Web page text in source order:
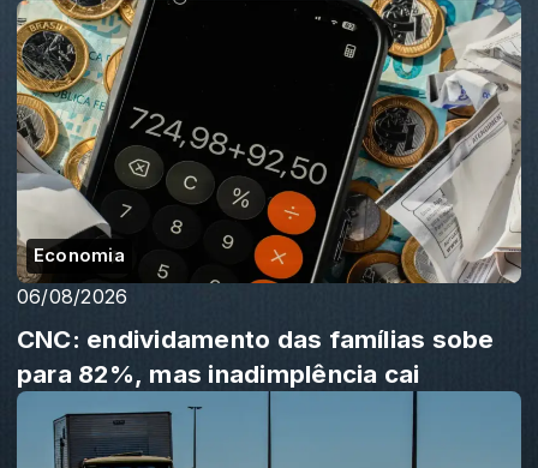
Economia
06/08/2026
CNC: endividamento das famílias sobe
para 82%, mas inadimplência cai